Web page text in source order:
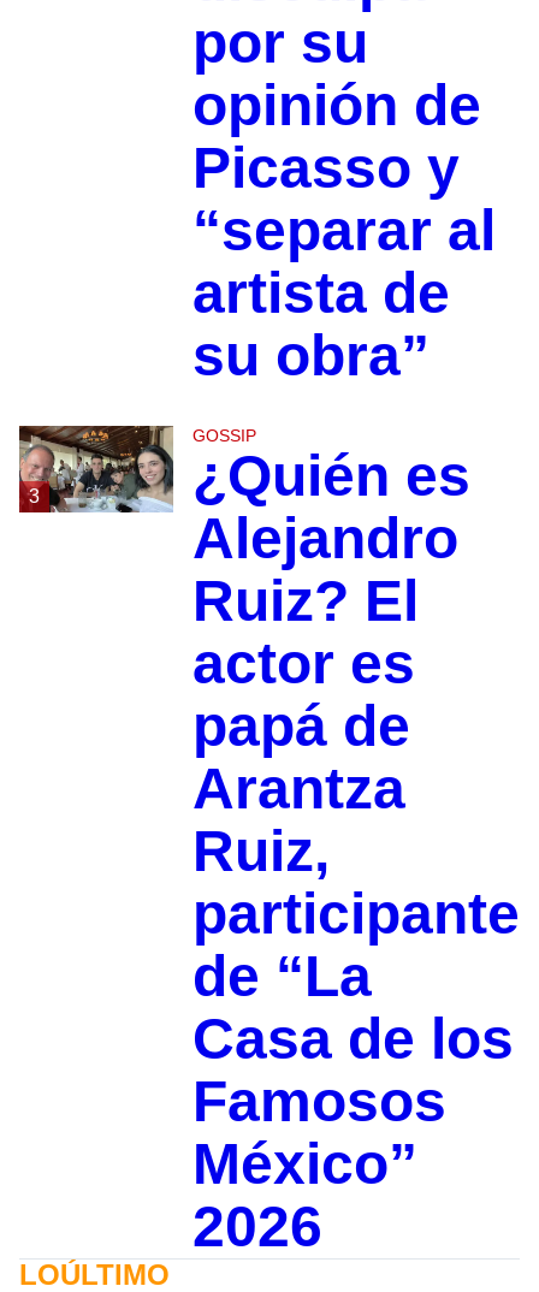
por su
opinión de
Picasso y
“separar al
artista de
su obra”
3
GOSSIP
¿Quién es
Alejandro
Ruiz? El
actor es
papá de
Arantza
Ruiz,
participante
de “La
Casa de los
Famosos
México”
2026
LOÚLTIMO